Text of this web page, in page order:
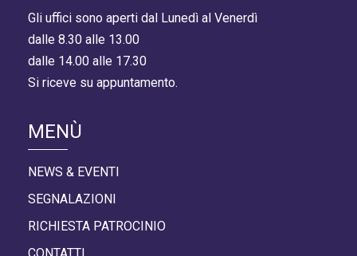
Gli uffici sono aperti dal Lunedì al Venerdì
dalle 8.30 alle 13.00
dalle 14.00 alle 17.30
Si riceve su appuntamento.
MENÙ
NEWS & EVENTI
SEGNALAZIONI
RICHIESTA PATROCINIO
CONTATTI